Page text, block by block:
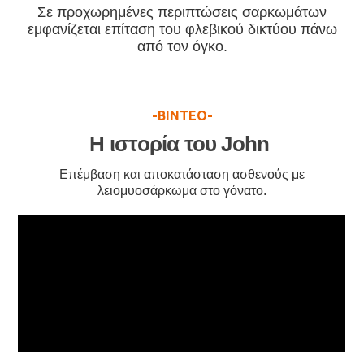
Σε προχωρημένες περιπτώσεις σαρκωμάτων
εμφανίζεται επίταση του φλεβικού δικτύου πάνω
από τον όγκο.
-BINTEO-
Η ιστορία του John
Επέμβαση και αποκατάσταση ασθενούς με
λειομυοσάρκωμα στο γόνατο.